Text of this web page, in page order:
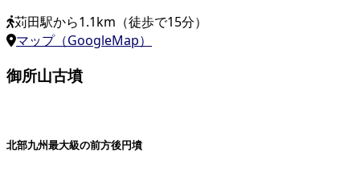
苅田駅から1.1km（徒歩で15分）
マップ（GoogleMap）
御所山古墳
北部九州最大級の前方後円墳